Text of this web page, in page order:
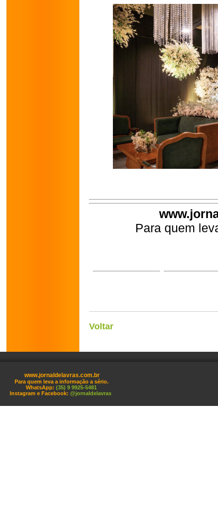
Para quem
Voltar
www.jornaldelavras.com.br
Para quem leva a informação a sério.
WhatsApp: (35) 9 9925-5481
Instagram e Facebook: @jornaldelavras